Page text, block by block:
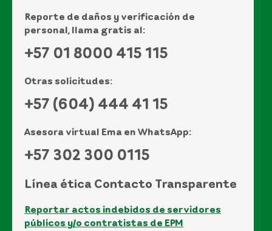
Reporte de daños y verificación de
personal, llama gratis al:
+57 01 8000 415 115
Otras solicitudes:
+57 (604) 444 41 15
Asesora virtual Ema en WhatsApp:
+57 302 300 0115
Línea ética Contacto Transparente
Reportar actos indebidos de servidores
públicos y/o contratistas de EPM